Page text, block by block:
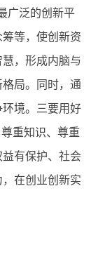
广泛的创新平
等，使创新资
，形成内脑与
局。同时，通
境。三要用好
重知识、尊重
有保护、社会
在创业创新实